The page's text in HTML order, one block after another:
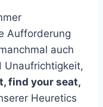
Aufforderung
auch
Unaufrichtigkeit,
find your seat,
Heuretics